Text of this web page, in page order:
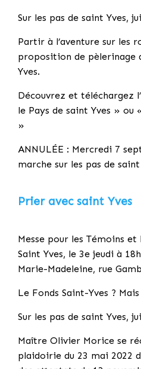
Sur les pas de saint Yves,
Partir à l’aventure sur les
proposition de pèlerinage
Yves.
Découvrez et téléchargez
le Pays de saint Yves » ou
»
ANNULÉE : Mercredi 7
marche sur les pas de saint
Prier avec saint Yves
Messe pour les Témoins et
Saint Yves, le 3e jeudi à
Marie-Madeleine, rue
Le Fonds Saint-Yves ?
Sur les pas de saint Yves,
Maître Olivier Morice se
plaidoirie du 23 mai 2022